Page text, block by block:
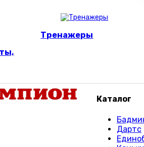
Тренажеры
Каталог
Дартс